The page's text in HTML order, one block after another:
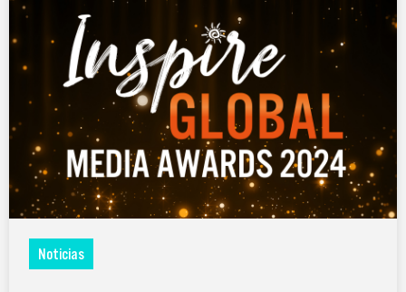
Noticias